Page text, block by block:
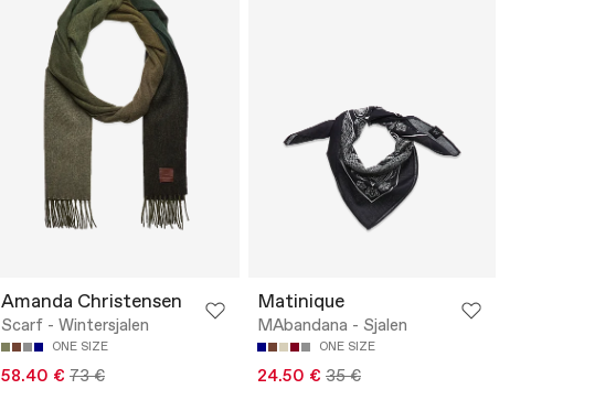
Amanda Christensen
Scarf - Wintersjalen
ONE SIZE
58.40 € 73 €
Matinique
MAbandana - Sjalen
ONE SIZE
24.50 € 35 €